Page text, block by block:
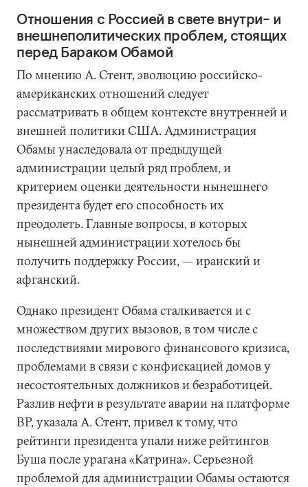
Отношения с Россией в свете внутри- и
внешнеполитических проблем, стоящих
перед Бараком Обамой
По мнению А. Стент, эволюцию российско-
американских отношений следует
рассматривать в общем контексте внутренней и
внешней политики США. Администрация
Обамы унаследовала от предыдущей
администрации целый ряд проблем, и
критерием оценки деятельности нынешнего
президента будет его способность их
преодолеть. Главные вопросы, в которых
нынешней администрации хотелось бы
получить поддержку России, — иранский и
афганский.
Однако президент Обама сталкивается и с
множеством других вызовов, в том числе с
последствиями мирового финансового кризиса,
проблемами в связи с конфискацией домов у
несостоятельных должников и безработицей.
Разлив нефти в результате аварии на платформе
BP, указала А. Стент, привел к тому, что
рейтинги президента упали ниже рейтингов
Буша после урагана «Катрина». Серьезной
проблемой для администрации Обамы остаются